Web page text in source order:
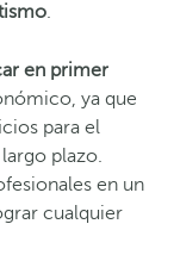
.
en primer
ya que
para el
plazo.
en un
cualquier